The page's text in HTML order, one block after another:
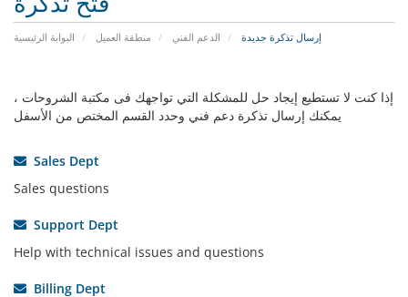
البوابة الرئيسية منطقة العميل الدعم الفني إرسال تذكرة جديدة
إذا كنت لا تستطيع إيجاد حل للمشكلة التي تواجهك فى مكتبة الشروحات ،
يمكنك إرسال تذكرة دعم فني وحدد القسم المختص من الأسفل
Sales Dept
Sales questions
Support Dept
Help with technical issues and questions
Billing Dept